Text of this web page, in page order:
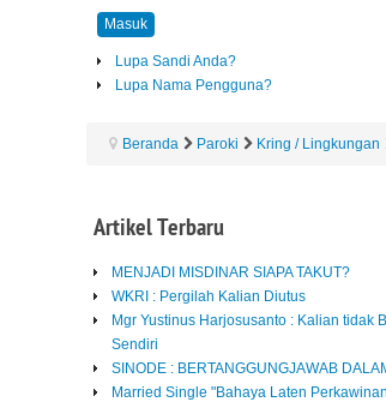
Masuk
Lupa Sandi Anda?
Lupa Nama Pengguna?
Beranda Paroki Kring / Lingkungan
ArtikelTerbaru
MENJADI MISDINAR SIAPA TAKUT?
WKRI : Pergilah Kalian Diutus
Mgr Yustinus Harjosusanto : Kalian tidak
Sendiri
SINODE : BERTANGGUNGJAWAB
Married Single "Bahaya Laten